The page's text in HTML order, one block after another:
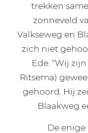
trekken
zonneveld
Valkseweg en
zich niet
Ede. “Wij
Ritsema)
gehoord. Hij
Blaakweg
De